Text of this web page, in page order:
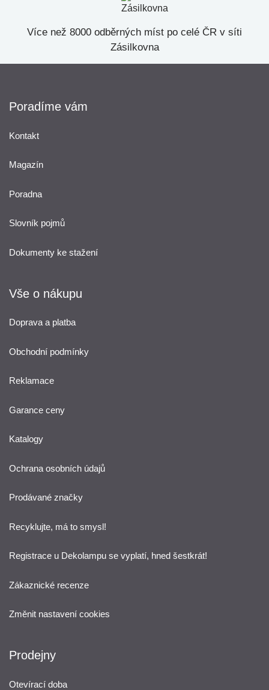
Více než 8000 odběrných míst po celé ČR v síti
Zásilkovna
Poradíme vám
Kontakt
Magazín
Poradna
Slovník pojmů
Dokumenty ke stažení
Vše o nákupu
Doprava a platba
Obchodní podmínky
Reklamace
Garance ceny
Katalogy
Ochrana osobních údajů
Prodávané značky
Recyklujte, má to smysl!
Registrace u Dekolampu se vyplatí, hned šestkrát!
Zákaznické recenze
Změnit nastavení cookies
Prodejny
Otevírací doba